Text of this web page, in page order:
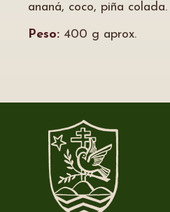
ananá, coco, piña colada.
Peso: 400 g aprox.